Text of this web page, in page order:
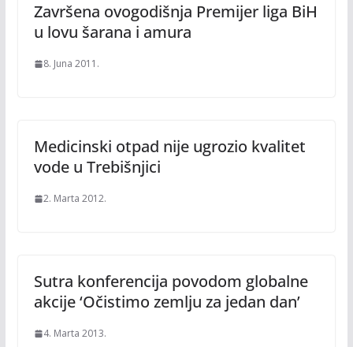
Završena ovogodišnja Premijer liga BiH
u lovu šarana i amura
8. Juna 2011.
Medicinski otpad nije ugrozio kvalitet
vode u Trebišnjici
2. Marta 2012.
Sutra konferencija povodom globalne
akcije ‘Očistimo zemlju za jedan dan’
4. Marta 2013.